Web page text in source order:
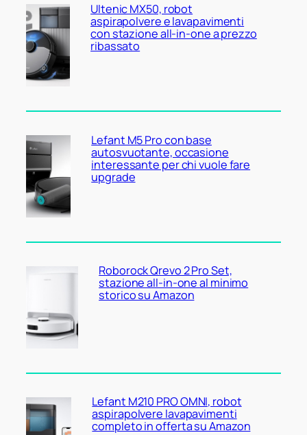
Ultenic MX50, robot
aspirapolvere e lavapavimenti
con stazione all-in-one a prezzo
ribassato
Lefant M5 Pro con base
autosvuotante, occasione
interessante per chi vuole fare
upgrade
Roborock Qrevo 2 Pro Set,
stazione all-in-one al minimo
storico su Amazon
Lefant M210 PRO OMNI, robot
aspirapolvere lavapavimenti
completo in offerta su Amazon